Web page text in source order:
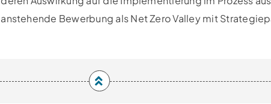
anstehende Bewerbung als Net Zero Valley mit